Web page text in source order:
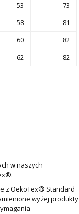
53
73
58
81
60
82
62 82
w naszych
z OekoTex® Standard
wyżej produkty